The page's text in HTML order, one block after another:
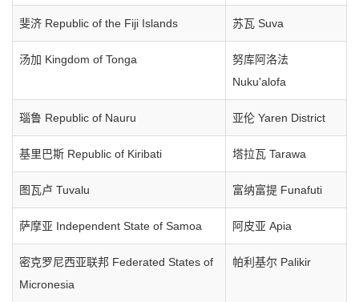
斐济 Republic of the Fiji Islands 苏瓦 Suva
汤加 Kingdom of Tonga
努库阿洛法
Nuku'alofa
瑙鲁 Republic of Nauru 亚伦 Yaren District
基里巴斯 Republic of Kiribati 塔拉瓦 Tarawa
图瓦卢 Tuvalu 富纳富提 Funafuti
萨摩亚 Independent State of Samoa 阿皮亚 Apia
密克罗尼西亚联邦 Federated States of
Micronesia
帕利基尔 Palikir